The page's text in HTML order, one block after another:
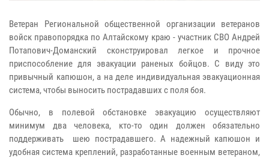
Ветеран Региональной общественной организации ветеранов
войск правопорядка по Алтайскому краю - участник СВО Андрей
Потапович-Доманский сконструировал легкое и прочное
приспособление для эвакуации раненых бойцов. С виду это
привычный капюшон, а на деле индивидуальная эвакуационная
система, чтобы выносить пострадавших с поля боя.
Обычно, в полевой обстановке эвакуацию осуществляют
минимум два человека, кто-то один должен обязательно
поддерживать шею пострадавшего. А надежный капюшон и
удобная система креплений, разработанные военным ветераном,